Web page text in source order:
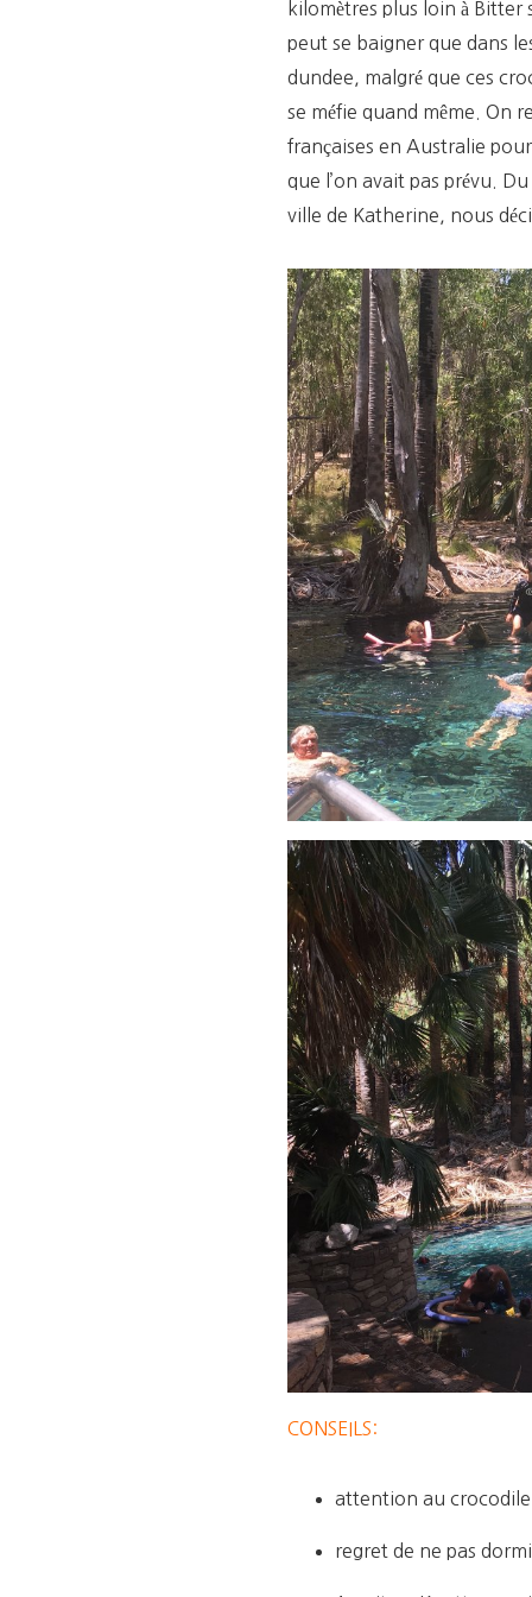
kilomètres plus loin à
peut se baigner que dans
dundee, malgré que ces
se méfie quand même. On
françaises en Australie
que l’on avait pas prévu.
ville de Katherine, nous
CONSEILS:
attention au crocodile
regret de ne pas